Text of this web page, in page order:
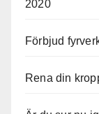
2020
Förbjud
Rena din